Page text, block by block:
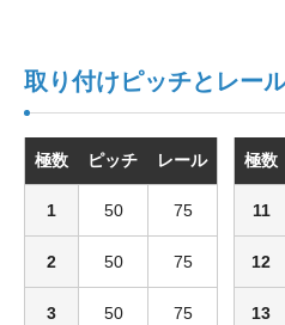
取り付けピッチとレー
極数 ピッチ レール
1 50 75
2 50 75
3 50 75
極数
11
12
13